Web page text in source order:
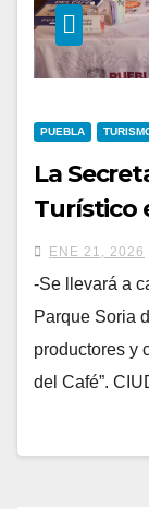
PUEBLA
La
Turístico
Fest:
ENE 21, 2026
-Se llevará a
Parque Soria
productores y
del Café”.